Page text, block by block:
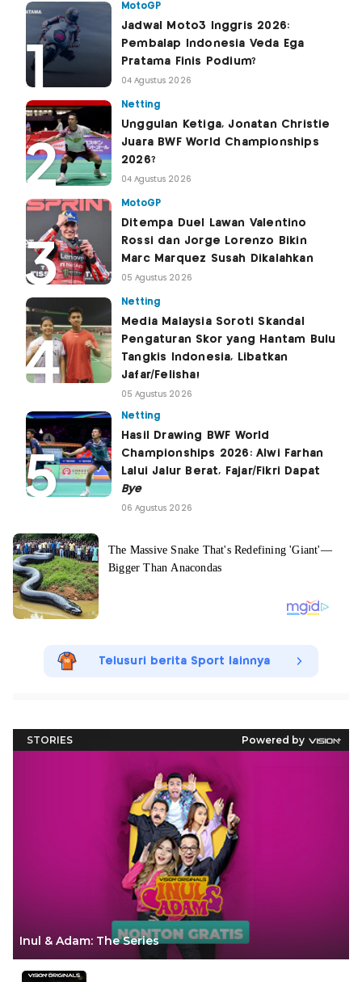
MotoGP
Jadwal Moto3 Inggris 2026:
Pembalap Indonesia Veda Ega
Pratama Finis Podium?
04 Agustus 2026
Netting
Unggulan Ketiga, Jonatan Christie
Juara BWF World Championships
2026?
04 Agustus 2026
MotoGP
Ditempa Duel Lawan Valentino
Rossi dan Jorge Lorenzo Bikin
Marc Marquez Susah Dikalahkan
05 Agustus 2026
Netting
Media Malaysia Soroti Skandal
Pengaturan Skor yang Hantam Bulu
Tangkis Indonesia, Libatkan
Jafar/Felisha!
05 Agustus 2026
Netting
Hasil Drawing BWF World
Championships 2026: Alwi Farhan
Lalui Jalur Berat, Fajar/Fikri Dapat
Bye
06 Agustus 2026
Telusuri berita Sport lainnya